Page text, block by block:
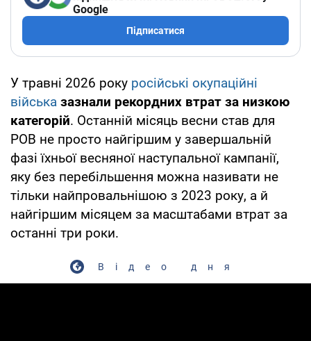
Google
Підписатися
У травні 2026 року російські окупаційні
війська зазнали рекордних втрат за низкою
категорій. Останній місяць весни став для
РОВ не просто найгіршим у завершальній
фазі їхньої весняної наступальної кампанії,
яку без перебільшення можна називати не
тільки найпровальнішою з 2023 року, а й
найгіршим місяцем за масштабами втрат за
останні три роки.
Відео дня